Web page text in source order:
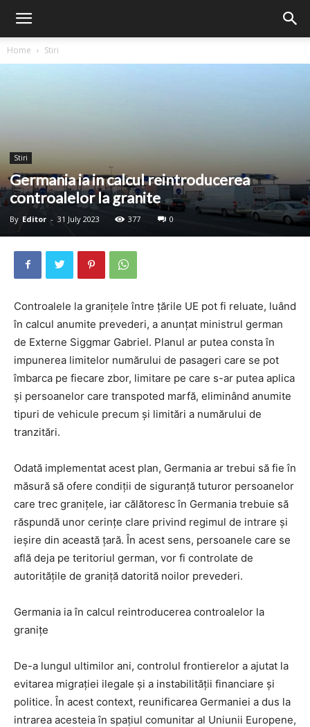
Home Stiri
Stiri
Germania ia in calcul reintroducerea
controalelor la granite
By Editor - 31 July 2023 377 0
Controalele la granițele între țările UE pot fi reluate, luând
în calcul anumite prevederi, a anunțat ministrul german
de Externe Siggmar Gabriel. Planul ar putea consta în
impunerea limitelor numărului de pasageri care se pot
îmbarca pe fiecare zbor, limitare pe care s-ar putea aplica
și persoanelor care transpoted marfă, eliminând anumite
tipuri de vehicule precum și limitări a numărului de
tranzitări.
Odată implementat acest plan, Germania ar trebui să fie în
măsură să ofere condiții de siguranță tuturor persoanelor
care trec granițele, iar călătoresc în Germania trebuie să
răspundă unor cerințe clare privind regimul de intrare și
ieșire din această țară. În acest sens, persoanele care se
află deja pe teritoriul german, vor fi controlate de
autoritățile de graniță datorită noilor prevederi.
Germania ia în calcul reintroducerea controalelor la
granițe
De-a lungul ultimilor ani, controlul frontierelor a ajutat la
evitarea migrației ilegale și a instabilității financiare și
politice. În acest context, reunificarea Germaniei a dus la
intrarea acesteia în spațiul comunitar al Uniunii Europene,